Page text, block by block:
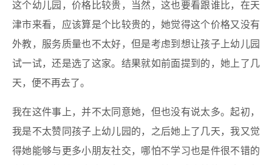
这个幼儿园，价格比较贵，当然，这也要看跟谁比，在天
津市来看，应该算是个比较贵的，她觉得这个价格又没有
外教，服务质量也不太好，但是考虑到想让孩子上幼儿园
试一试，还是选了这家。结果就如前面提到的，她上了几
天，便不再去了。
我在这件事上，并不太同意她，但也没有说太多。起初，
我是不太赞同孩子上幼儿园的，之后她上了几天，我又觉
得她能够与更多小朋友社交，哪怕不学习也是件很不错的